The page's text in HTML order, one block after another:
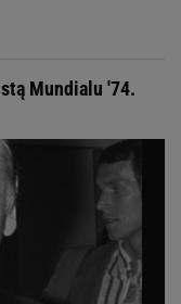
Mundialu '74.